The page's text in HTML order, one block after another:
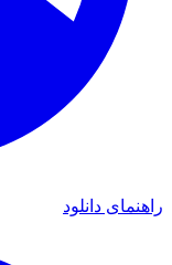
راهنمای دانلود